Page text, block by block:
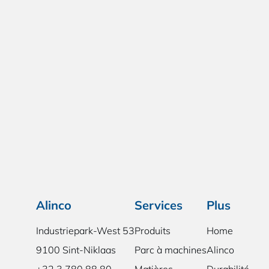
Alinco
Industriepark-West 53
9100 Sint-Niklaas
Services
Produits
Parc à machines
Plus
Home
Alinco